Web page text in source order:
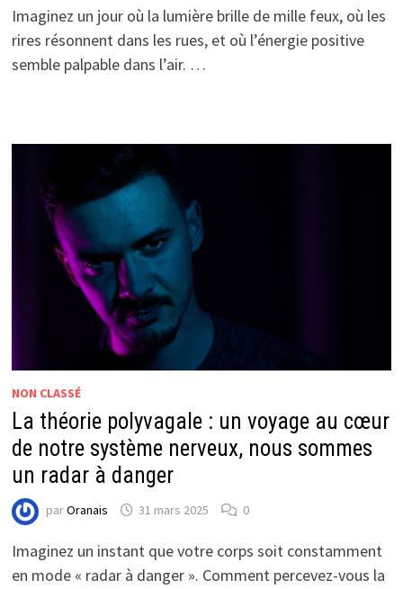
Imaginez un jour où la lumière brille de mille feux, où les
rires résonnent dans les rues, et où l’énergie positive
semble palpable dans l’air. …
NON CLASSÉ
La théorie polyvagale : un voyage au cœur
de notre système nerveux, nous sommes
un radar à danger
parOranais 31 mars 2025 0
Imaginez un instant que votre corps soit constamment
en mode « radar à danger ». Comment percevez-vous la